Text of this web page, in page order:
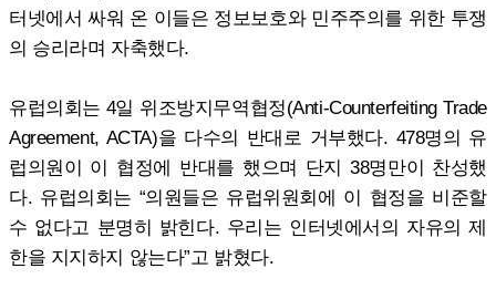
터넷에서 싸워 온 이들은 정보보호와 민주주의를 위한 투쟁
의 승리라며 자축했다.
유럽의회는 4일 위조방지무역협정(Anti-Counterfeiting Trade
Agreement, ACTA)을 다수의 반대로 거부했다. 478명의 유
럽의원이 이 협정에 반대를 했으며 단지 38명만이 찬성했
다. 유럽의회는 “의원들은 유럽위원회에 이 협정을 비준할
수 없다고 분명히 밝힌다. 우리는 인터넷에서의 자유의 제
한을 지지하지 않는다”고 밝혔다.